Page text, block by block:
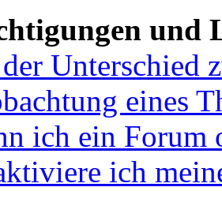
und
Unterschied
eines
ich ein Forum
ich